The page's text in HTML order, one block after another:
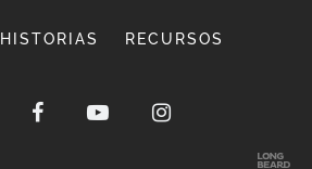
HISTORIAS RECURSOS